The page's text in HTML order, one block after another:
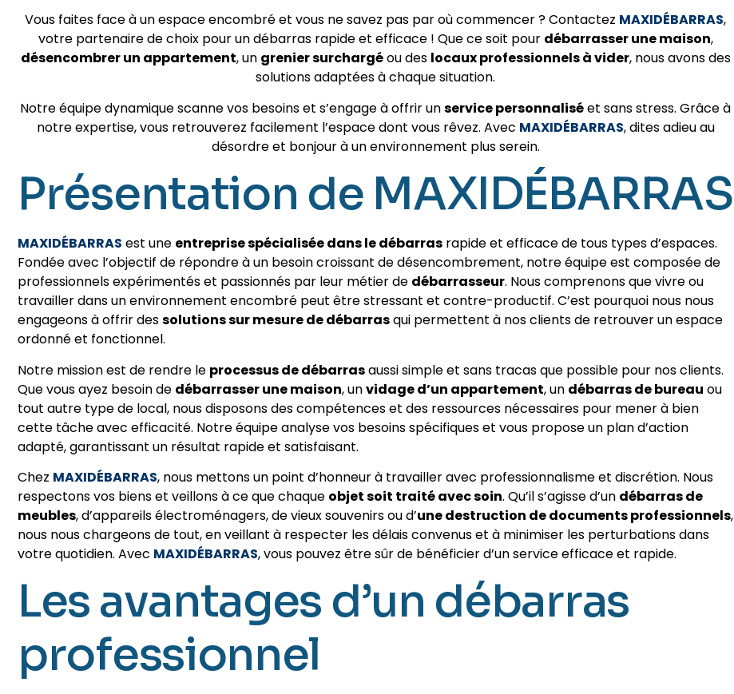
Vous faites face à un espace encombré et vous ne savez pas par où commencer ? Contactez MAXIDÉBARRAS,
votre partenaire de choix pour un débarras rapide et efficace ! Que ce soit pour débarrasser une maison,
désencombrer un appartement, un grenier surchargéou des locaux professionnels à vider, nous avons des
solutions adaptées à chaque situation.
Notre équipe dynamique scanne vos besoins et s’engage à offrir unservice personnaliséet sans stress. Grâce à
notre expertise, vous retrouverez facilement l’espace dont vous rêvez. Avec MAXIDÉBARRAS, dites adieu au
désordre et bonjour à un environnement plus serein.
Présentation de MAXIDÉBARRAS
MAXIDÉBARRAS est une entreprise spécialisée dans le débarras rapide et efficace de tous types d’espaces.
Fondée avec l’objectif de répondre à un besoin croissant de désencombrement, notre équipe est composée de
professionnels expérimentés et passionnés par leur métier de débarrasseur. Nous comprenons que vivre ou
travailler dans un environnement encombré peut être stressant et contre-productif. C’est pourquoi nous nous
engageons à offrir dessolutions sur mesure de débarrasqui permettent à nos clients de retrouver un espace
ordonné et fonctionnel.
Notre mission est de rendre le processus de débarrasaussi simple et sans tracas que possible pour nos clients.
Que vous ayez besoin de débarrasser une maison, unvidage d’un appartement, un débarras de bureau ou
tout autre type de local, nous disposons des compétences et des ressources nécessaires pour mener à bien
cette tâche avec efficacité. Notre équipe analyse vos besoins spécifiques et vous propose un plan d’action
adapté, garantissant un résultat rapide et satisfaisant.
Chez MAXIDÉBARRAS, nous mettons un point d’honneur à travailler avec professionnalisme et discrétion. Nous
respectons vos biens et veillons à ce que chaque objet soit traité avec soin. Qu’il s’agisse d’un débarras de
meubles, d’appareils électroménagers, de vieux souvenirs ou d’une destruction de documents professionnels,
nous nous chargeons de tout, en veillant à respecter les délais convenus et à minimiser les perturbations dans
votre quotidien. Avec MAXIDÉBARRAS, vous pouvez être sûr de bénéficier d’un service efficace et rapide.
Les avantages d’un débarras
professionnel